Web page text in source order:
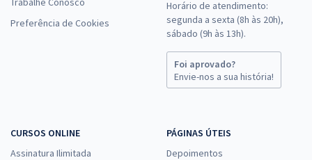
Preferência de Cookies
Horário de atendimento:
segunda a sexta (8h às 20h),
sábado (9h às 13h).
Foi aprovado?
Envie-nos a sua história!
CURSOS ONLINE
Assinatura Ilimitada
PÁGINAS ÚTEIS
Depoimentos